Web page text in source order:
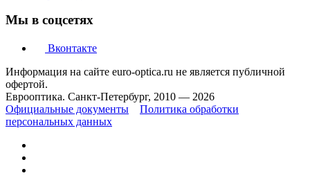
Мы в соцсетях
Вконтакте
Информация на сайте euro-optica.ru не является публичной
офертой.
Еврооптика. Санкт-Петербург, 2010 — 2026
Официальные документы
Политика обработки
персональных данных